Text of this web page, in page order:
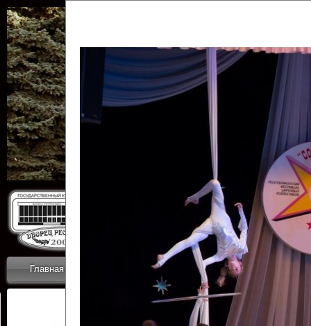
Главная Коллективы Новости
ОТЧЕТЫ ГКЦ